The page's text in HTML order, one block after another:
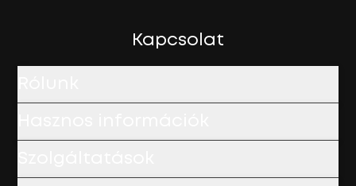
Kapcsolat